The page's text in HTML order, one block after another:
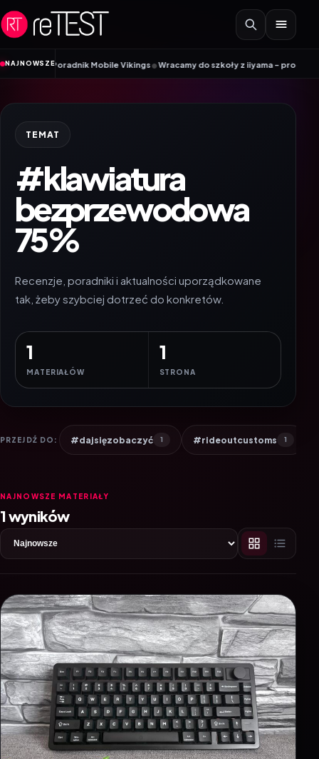
Przejdź do treści
NAJNOWSZE
Poradnik Mobile Vikings•Wracamy do szkoły z iiyama – promocja Back
TEMAT
#klawiatura
bezprzewodowa
75%
Recenzje, poradniki i aktualności uporządkowane
tak, żeby szybciej dotrzeć do konkretów.
1
MATERIAŁÓW
1
STRONA
PRZEJDŹ DO: #dajsięzobaczyć 1 #rideoutcustoms 1
NAJNOWSZE MATERIAŁY
1 wyników